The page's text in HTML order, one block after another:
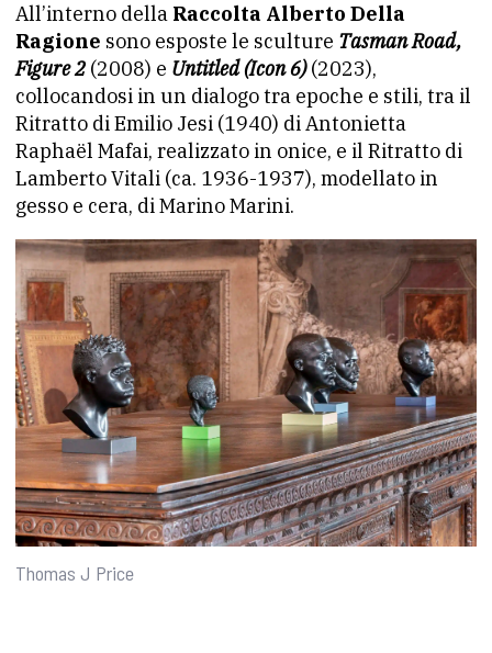
All’interno della Raccolta Alberto Della
Ragione sono esposte le sculture Tasman Road,
Figure 2 (2008) e Untitled (Icon 6)(2023),
collocandosi in un dialogo tra epoche e stili, tra il
Ritratto di Emilio Jesi (1940) di Antonietta
Raphaël Mafai, realizzato in onice, e il Ritratto di
Lamberto Vitali (ca. 1936-1937), modellato in
gesso e cera, di Marino Marini.
Thomas J Price